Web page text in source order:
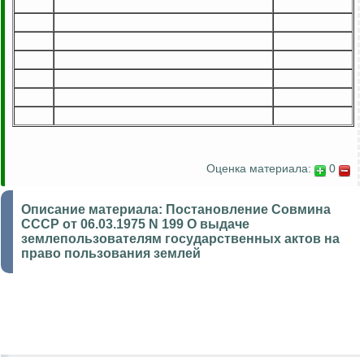
Оценка материала: 0
Описание материала: Постановление Совмина
СССР от 06.03.1975 N 199 О выдаче
землепользователям государственных актов на
право пользования землей